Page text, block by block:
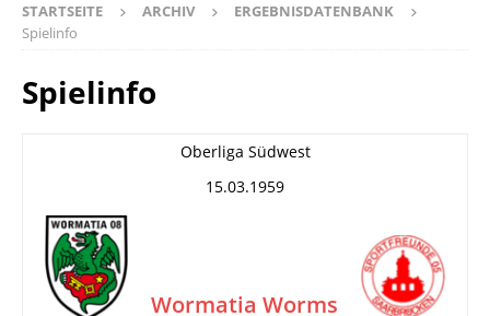
STARTSEITE ARCHIV
ERGEBNISDATENBANK
Spielinfo
Spielinfo
Oberliga Südwest
15.03.1959
Wormatia Worms